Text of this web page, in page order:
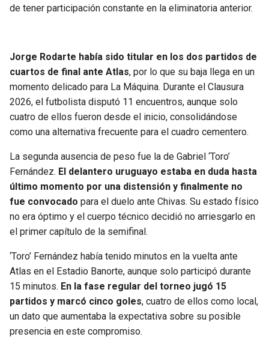
de tener participación constante en la eliminatoria anterior.
Jorge Rodarte había sido titular en los dos partidos de
cuartos de final ante Atlas, por lo que su baja llega en un
momento delicado para La Máquina. Durante el Clausura
2026, el futbolista disputó 11 encuentros, aunque solo
cuatro de ellos fueron desde el inicio, consolidándose
como una alternativa frecuente para el cuadro cementero.
La segunda ausencia de peso fue la de Gabriel ‘Toro’
Fernández. El delantero uruguayo estaba en duda hasta
último momento por una distensión y finalmente no
fue convocado para el duelo ante Chivas. Su estado físico
no era óptimo y el cuerpo técnico decidió no arriesgarlo en
el primer capítulo de la semifinal.
‘Toro’ Fernández había tenido minutos en la vuelta ante
Atlas en el Estadio Banorte, aunque solo participó durante
15 minutos. En la fase regular del torneo jugó 15
partidos y marcó cinco goles, cuatro de ellos como local,
un dato que aumentaba la expectativa sobre su posible
presencia en este compromiso.